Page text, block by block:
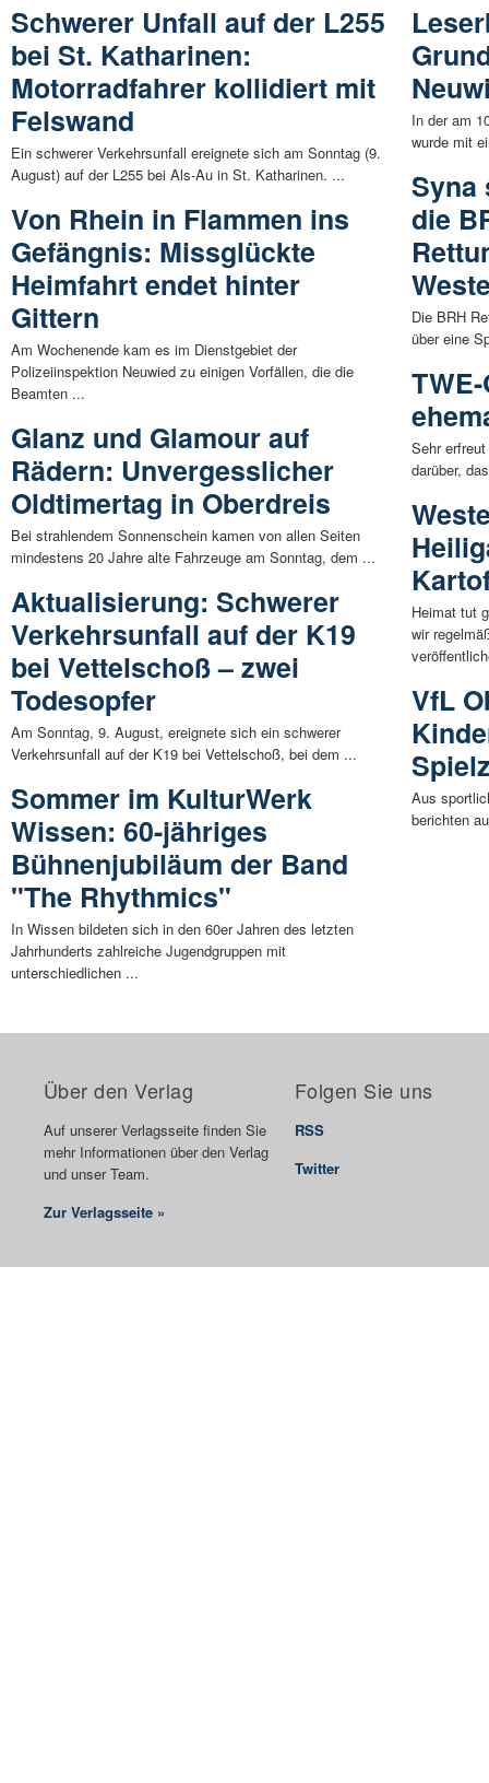
Schwerer Unfall auf der L255
bei St. Katharinen:
Motorradfahrer kollidiert mit
Felswand
Ein schwerer Verkehrsunfall ereignete sich am Sonntag (9.
August) auf der L255 bei Als-Au in St. Katharinen. ...
Von Rhein in Flammen ins
Gefängnis: Missglückte
Heimfahrt endet hinter
Gittern
Am Wochenende kam es im Dienstgebiet der
Polizeiinspektion Neuwied zu einigen Vorfällen, die die
Beamten ...
Glanz und Glamour auf
Rädern: Unvergesslicher
Oldtimertag in Oberdreis
Bei strahlendem Sonnenschein kamen von allen Seiten
mindestens 20 Jahre alte Fahrzeuge am Sonntag, dem ...
Aktualisierung: Schwerer
Verkehrsunfall auf der K19
bei Vettelschoß – zwei
Todesopfer
Am Sonntag, 9. August, ereignete sich ein schwerer
Verkehrsunfall auf der K19 bei Vettelschoß, bei dem ...
Sommer im KulturWerk
Wissen: 60-jähriges
Bühnenjubiläum der Band
"The Rhythmics"
In Wissen bildeten sich in den 60er Jahren des letzten
Jahrhunderts zahlreiche Jugendgruppen mit
unterschiedlichen ...
In der am
wurde mit
Syna
die
Die BRH
über eine
Sehr
darüber,
Heimat tut
wir
VfL
Aus
berichten
Über den Verlag
Auf unserer Verlagsseite finden Sie
mehr Informationen über den Verlag
und unser Team.
Zur Verlagsseite »
Folgen Sie uns
RSS
Twitter